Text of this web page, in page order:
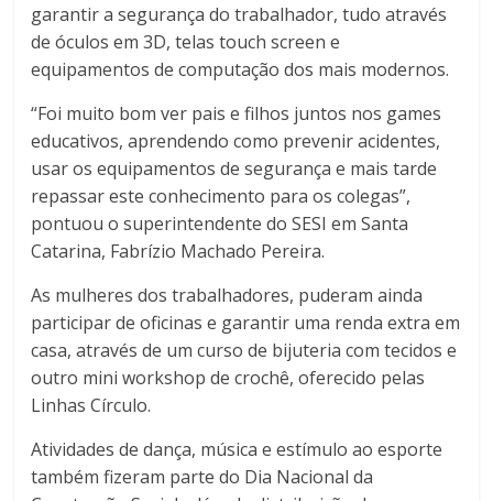
garantir a segurança do trabalhador, tudo através
de óculos em 3D, telas touch screen e
equipamentos de computação dos mais modernos.
“Foi muito bom ver pais e filhos juntos nos games
educativos, aprendendo como prevenir acidentes,
usar os equipamentos de segurança e mais tarde
repassar este conhecimento para os colegas”,
pontuou o superintendente do SESI em Santa
Catarina, Fabrízio Machado Pereira.
As mulheres dos trabalhadores, puderam ainda
participar de oficinas e garantir uma renda extra em
casa, através de um curso de bijuteria com tecidos e
outro mini workshop de crochê, oferecido pelas
Linhas Círculo.
Atividades de dança, música e estímulo ao esporte
também fizeram parte do Dia Nacional da